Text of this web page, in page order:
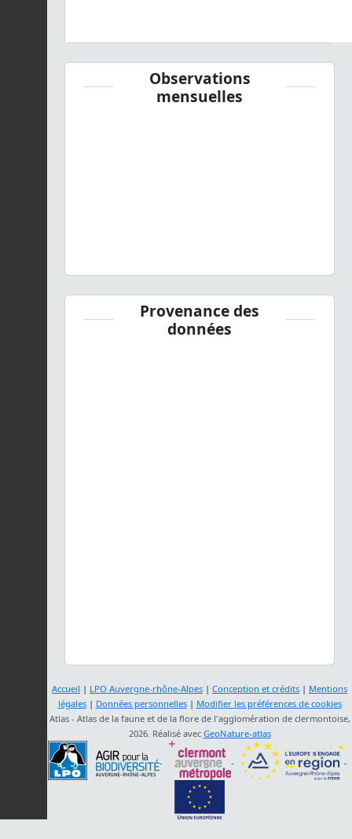
Observations
mensuelles
Provenance des
données
Accueil | LPO Auvergne-rhône-Alpes | Conception et crédits | Mentions
légales| Données personnelles| Modifier les préférences de cookies
Atlas - Atlas de la faune et de la flore de l'agglomération de clermontoise,
2026. Réalisé avec GeoNature-atlas